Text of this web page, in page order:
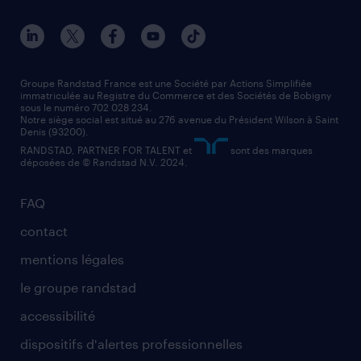
manutentionnaire
assistant administratif
comptable
contact entreprise
faq intérim / recrutement
nos agences par ville
nos agences par région
nos cabinets de recrutement
FAQ
contact
mentions légales
le groupe randstad
accessibilité
dispositifs d'alertes professionnelles
Groupe Randstad France est une Société par Actions Simplifiée
immatriculée au Registre du Commerce et des Sociétés de Bobigny
sous le numéro 702 028 234.
Notre siège social est situé au 276 avenue du Président Wilson à Saint
Denis (93200).
RANDSTAD, PARTNER FOR TALENT et
sont des marques
déposées de © Randstad N.V. 2024.